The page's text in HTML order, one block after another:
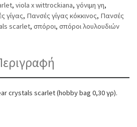
, viola x wittrockiana, γόνιμη γη,
γίγας, Πανσές γίγας κόκκινος, Πανσές
scarlet, σπόροι, σπόροι λουλουδιών
crystals scarlet (hobby bag 0,30 γρ).